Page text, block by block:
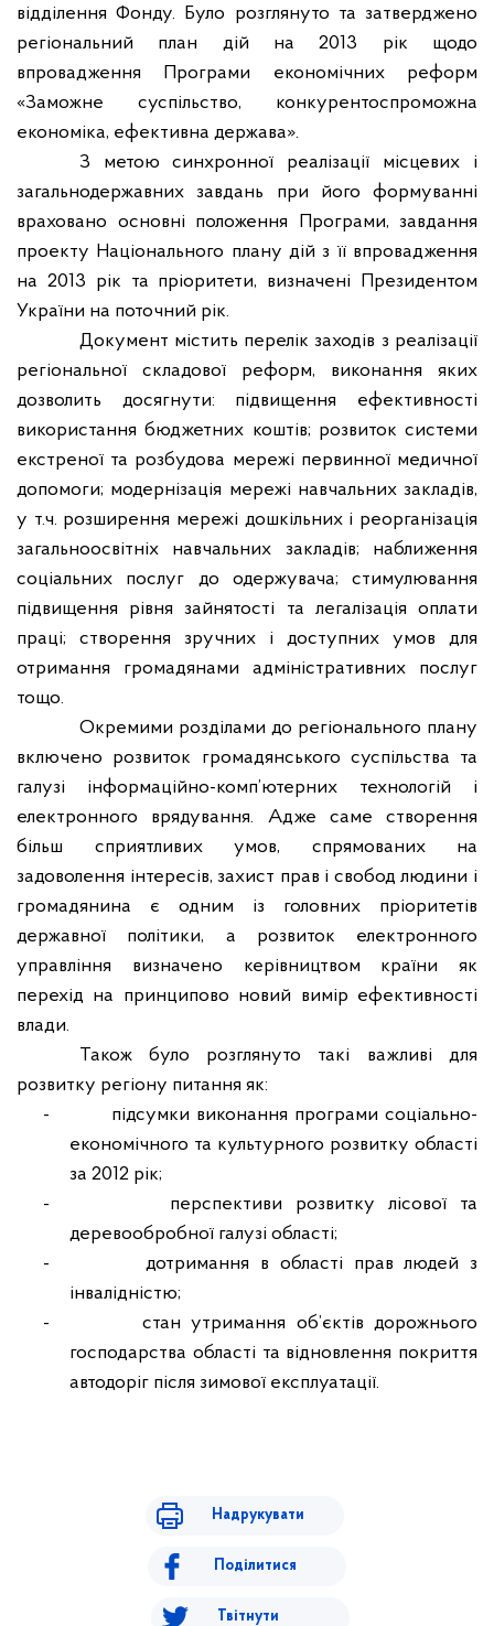
відділення Фонду. Було розглянуто та затверджено
регіональний план дій на 2013 рік щодо
впровадження Програми економічних реформ
«Заможне суспільство, конкурентоспроможна
економіка, ефективна держава».
З метою синхронної реалізації місцевих і
загальнодержавних завдань при його формуванні
враховано основні положення Програми, завдання
проекту Національного плану дій з її впровадження
на 2013 рік та пріоритети, визначені Президентом
України на поточний рік.
Документ містить перелік заходів з реалізації
регіональної складової реформ, виконання яких
дозволить досягнути: підвищення ефективності
використання бюджетних коштів; розвиток системи
екстреної та розбудова мережі первинної медичної
допомоги; модернізація мережі навчальних закладів,
у т.ч. розширення мережі дошкільних і реорганізація
загальноосвітніх навчальних закладів; наближення
соціальних послуг до одержувача; стимулювання
підвищення рівня зайнятості та легалізація оплати
праці; створення зручних і доступних умов для
отримання громадянами адміністративних послуг
тощо.
Окремими розділами до регіонального плану
включено розвиток громадянського суспільства та
галузі інформаційно-комп’ютерних технологій і
електронного врядування. Адже саме створення
більш сприятливих умов, спрямованих на
задоволення інтересів, захист прав і свобод людини і
громадянина є одним із головних пріоритетів
державної політики, а розвиток електронного
управління визначено керівництвом країни як
перехід на принципово новий вимір ефективності
влади.
Також було розглянуто такі важливі для
розвитку регіону питання як:
-
підсумки виконання програми соціально-
економічного та культурного розвитку області
за 2012 рік;
-
перспективи розвитку лісової та
деревообробної галузі області;
-
дотримання в області прав людей з
інвалідністю;
-
стан утримання об’єктів дорожнього
господарства області та відновлення покриття
автодоріг після зимової експлуатації.
Надрукувати
Поділитися
Твітнути